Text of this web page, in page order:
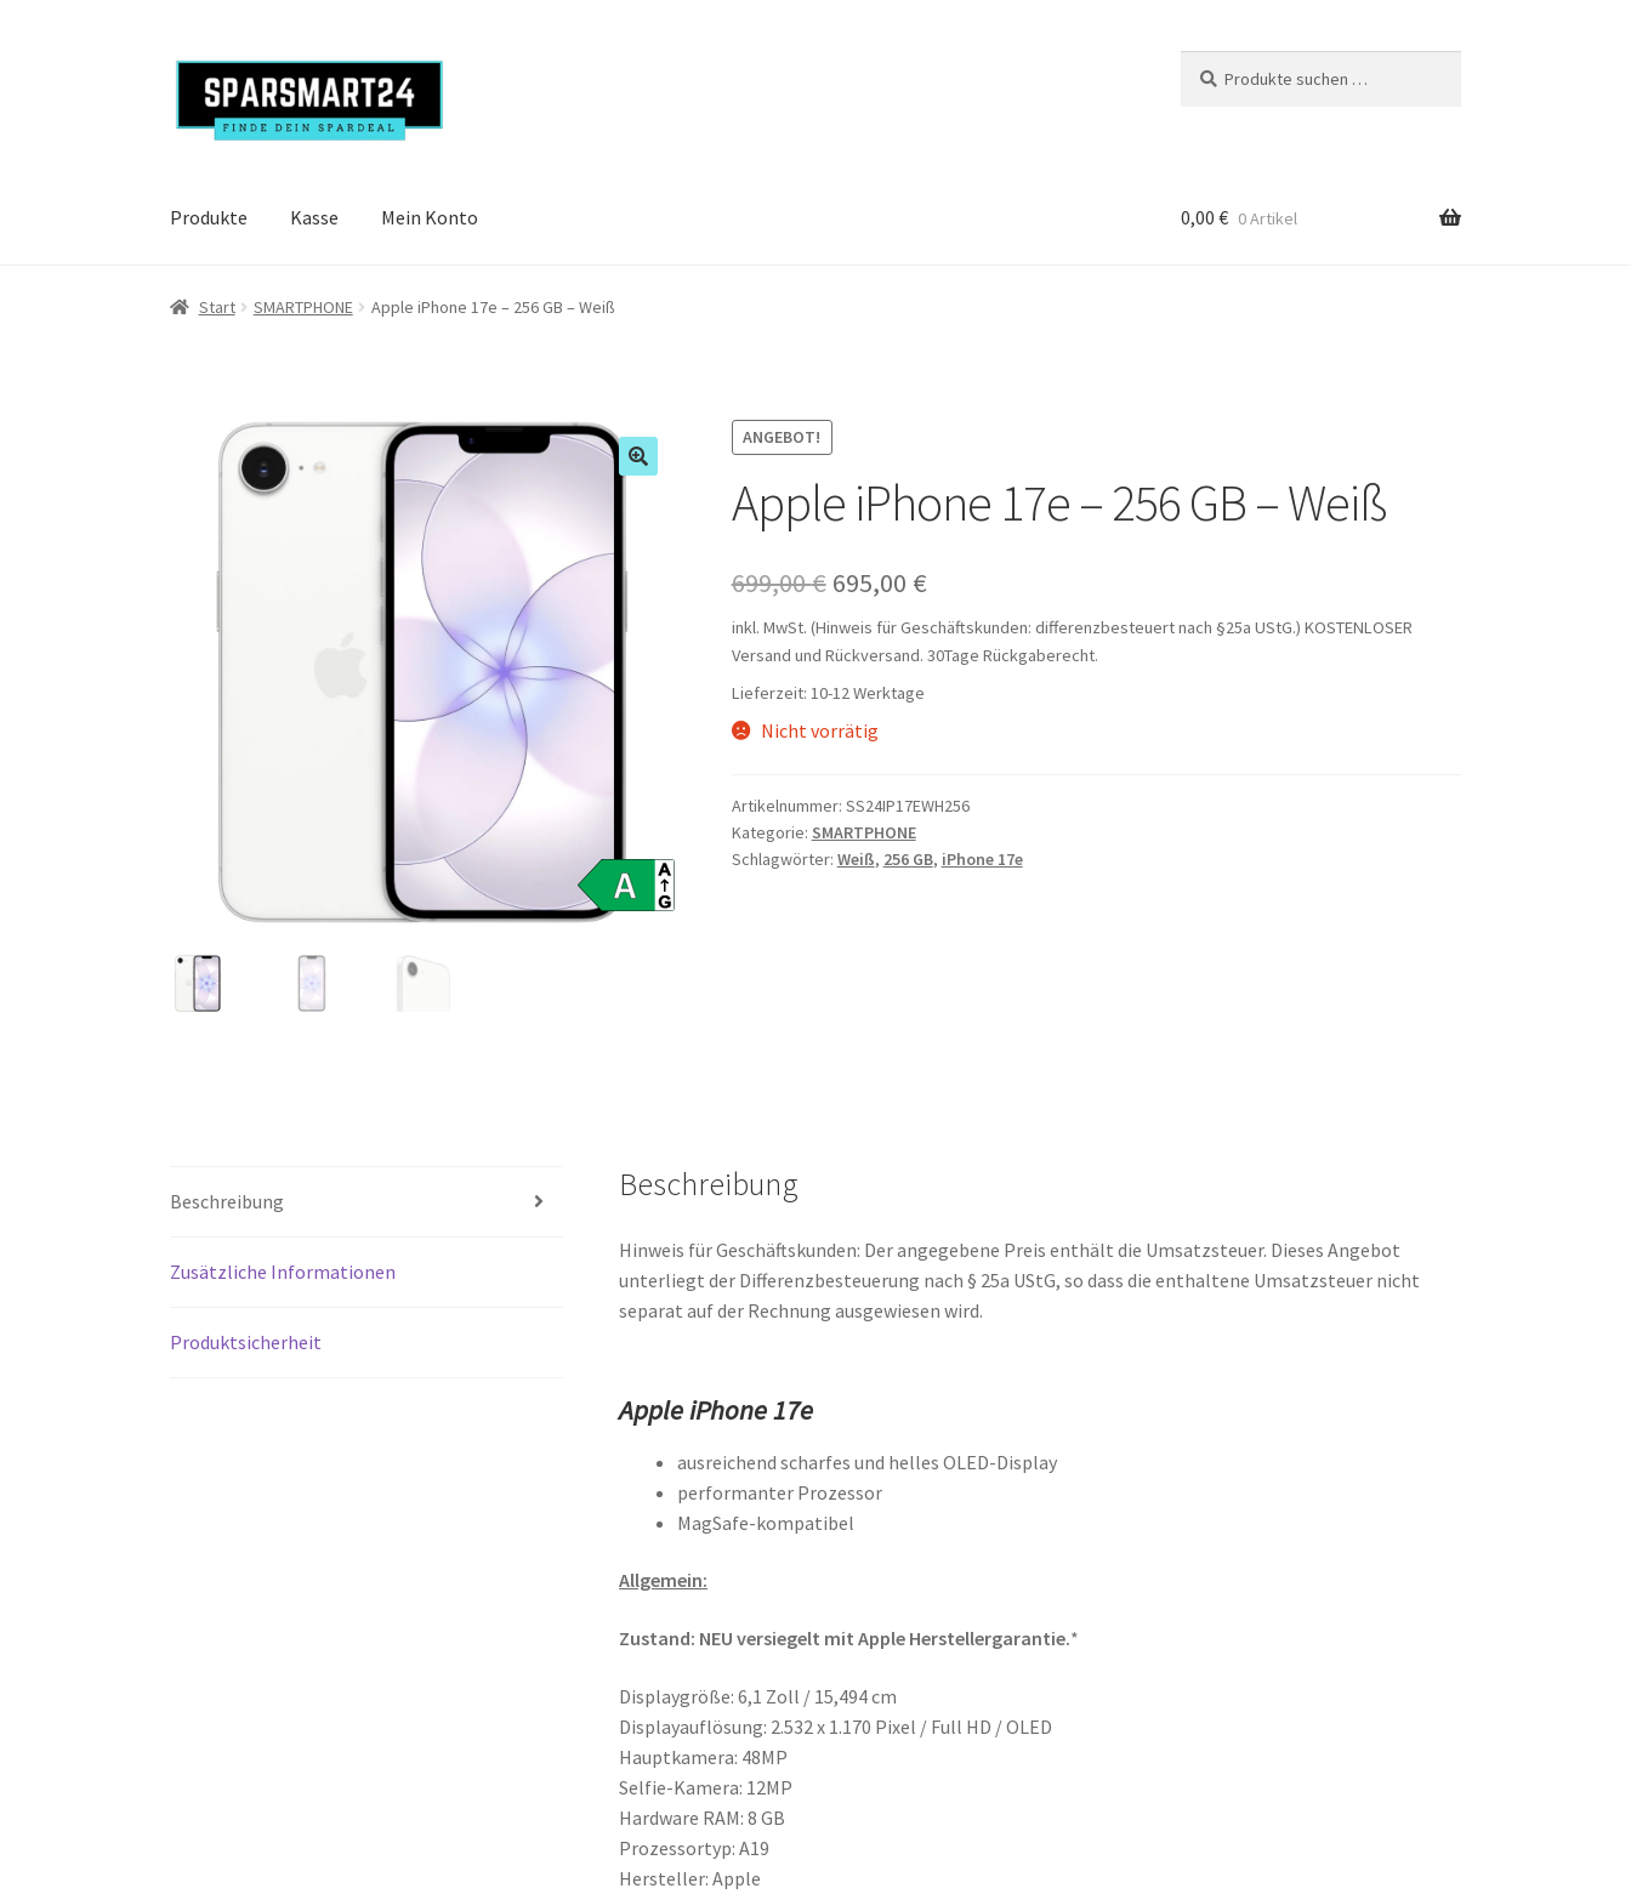
Zur
Navigation
springen
Zum
Inhalt
springen
nach:
Produkte Kasse Mein Konto 0,00 € 0 Artikel
Start SMARTPHONE Apple iPhone 17e – 256 GB – Weiß
ANGEBOT!
Apple iPhone 17e – 256 GB – Weiß
699,00€ Ursprünglicher
Preis
war:
699,00 €
695,00 €Aktueller
Preis
ist:
inkl. MwSt. (Hinweis für Geschäftskunden: differenzbesteuert nach §25a UStG.) KOSTENLOSER
Versand und Rückversand. 30Tage Rückgaberecht.
Lieferzeit: 10-12 Werktage
Nicht vorrätig
Artikelnummer: SS24IP17EWH256
Kategorie: SMARTPHONE
Schlagwörter: Weiß, 256 GB, iPhone 17e
Beschreibung
Zusätzliche Informationen
Produktsicherheit
Beschreibung
Hinweis für Geschäftskunden: Der angegebene Preis enthält die Umsatzsteuer. Dieses Angebot
unterliegt der Differenzbesteuerung nach § 25a UStG, so dass die enthaltene Umsatzsteuer nicht
separat auf der Rechnung ausgewiesen wird.
Apple iPhone 17e
ausreichend scharfes und helles OLED-Display
performanter Prozessor
MagSafe-kompatibel
Allgemein:
Zustand: NEU versiegelt mit Apple Herstellergarantie.*
Displaygröße: 6,1 Zoll / 15,494 cm
Displayauflösung: 2.532 x 1.170 Pixel / Full HD / OLED
Hauptkamera: 48MP
Selfie-Kamera: 12MP
Hardware RAM: 8 GB
Prozessortyp: A19
Hersteller: Apple